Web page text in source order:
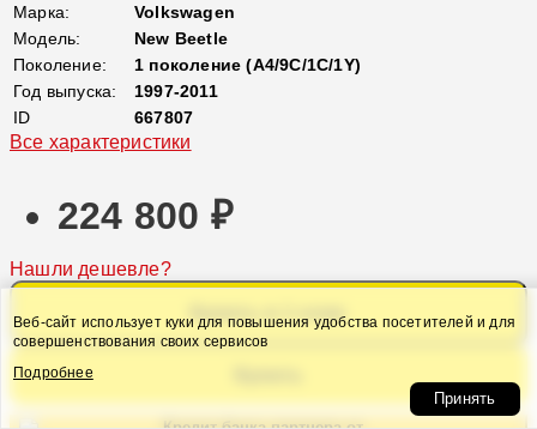
Марка:
Volkswagen
Модель:
New Beetle
Поколение:
1 поколение (A4/9C/1C/1Y)
Год выпуска:
1997-2011
ID
667807
Все характеристики
224 800 ₽
Нашли дешевле?
Купить в 1 клик
Веб-сайт использует куки для повышения удобства посетителей и для
совершенствования своих сервисов
Подробнее
Принять